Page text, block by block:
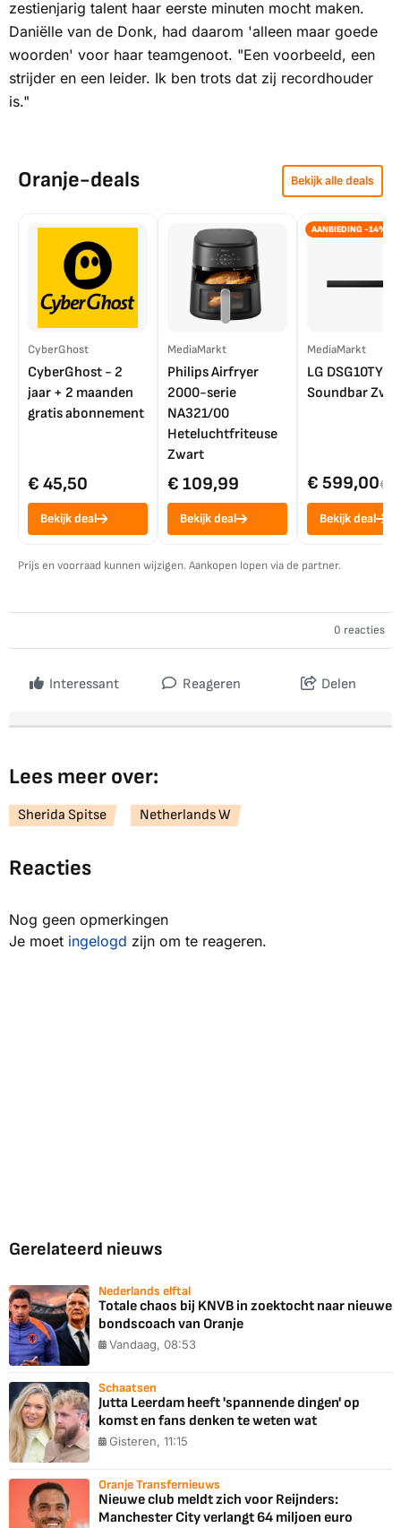
zestienjarig talent haar eerste minuten mocht maken.
Daniëlle van de Donk, had daarom 'alleen maar goede
woorden' voor haar teamgenoot. "Een voorbeeld, een
strijder en een leider. Ik ben trots dat zij recordhouder
is."
Oranje-deals Bekijk alle deals
CyberGhost
CyberGhost - 2
jaar + 2 maanden
gratis abonnement
€ 45,50
Bekijk deal
MediaMarkt
Philips Airfryer
2000-serie
NA321/00
Heteluchtfriteuse
Zwart
€ 109,99
Bekijk deal
AANBIEDING -14%
MediaMarkt
LG DSG10TY
Soundbar
€ 599,00€
Bekijk deal
Prijs en voorraad kunnen wijzigen. Aankopen lopen via de partner.
0 reacties
Interessant Reageren Delen
Lees meer over:
Sherida Spitse Netherlands W
Reacties
Nog geen opmerkingen
Je moet ingelogd zijn om te reageren.
Gerelateerd nieuws
Nederlands elftal
Totale chaos bij KNVB in zoektocht naar nieuwe
bondscoach van Oranje
Vandaag, 08:53
Schaatsen
Jutta Leerdam heeft 'spannende dingen' op
komst en fans denken te weten wat
Gisteren, 11:15
Oranje Transfernieuws
Nieuwe club meldt zich voor Reijnders:
Manchester City verlangt 64 miljoen euro